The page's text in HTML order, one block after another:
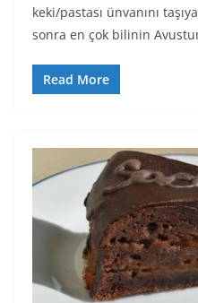
keki/pastası ünvanını
sonra en çok bilinin
Read More